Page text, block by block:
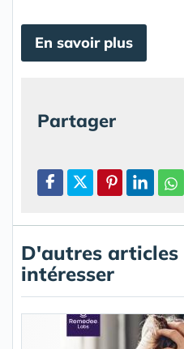
En savoir plus
Partager
D'autres
intéresser